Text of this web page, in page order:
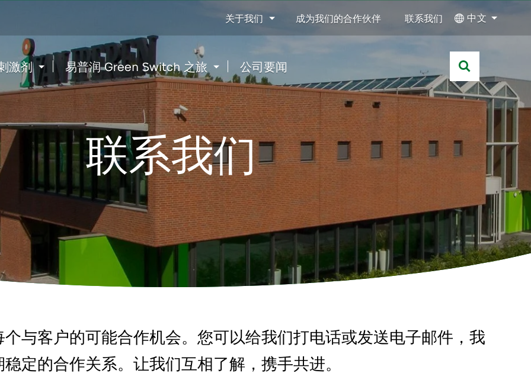
content
关于我们 成为我们的合作伙伴 联系我们 中文
激剂 易普润 Green Switch 之旅 公司要闻
联系我们
与客户的可能合作机会。您可以给我们打电话或发送电子邮件，我
定的合作关系。让我们互相了解，携手共进。